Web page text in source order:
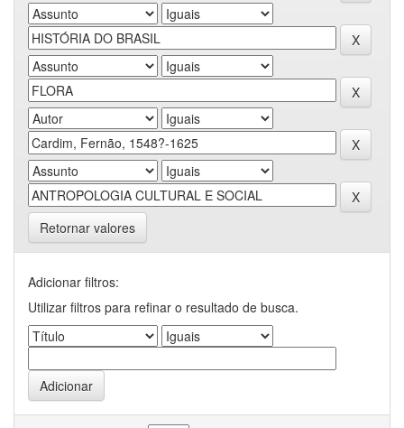
Retornar valores
Adicionar filtros:
Utilizar filtros para refinar o resultado de busca.